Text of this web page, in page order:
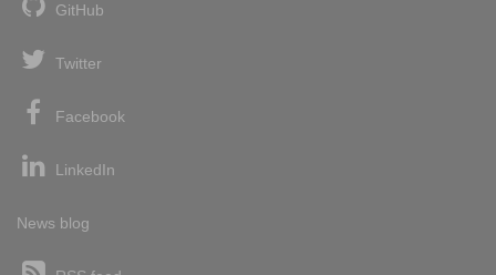
GitHub
Twitter
Facebook
LinkedIn
News blog